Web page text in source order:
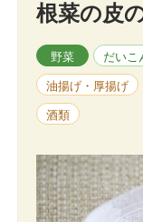
根菜の皮
野菜 だいこ
油揚げ・厚揚げ
酒類